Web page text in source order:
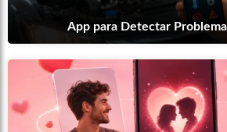
App para Detectar